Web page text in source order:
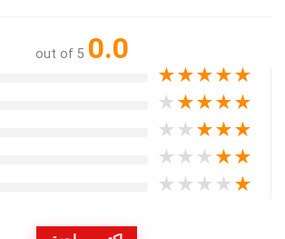
0.0
out of 5
★
★
★
★
★
★
★
★
★
★
★
★
★
★
★
★
★
★
★
★
★
★
★
★
★